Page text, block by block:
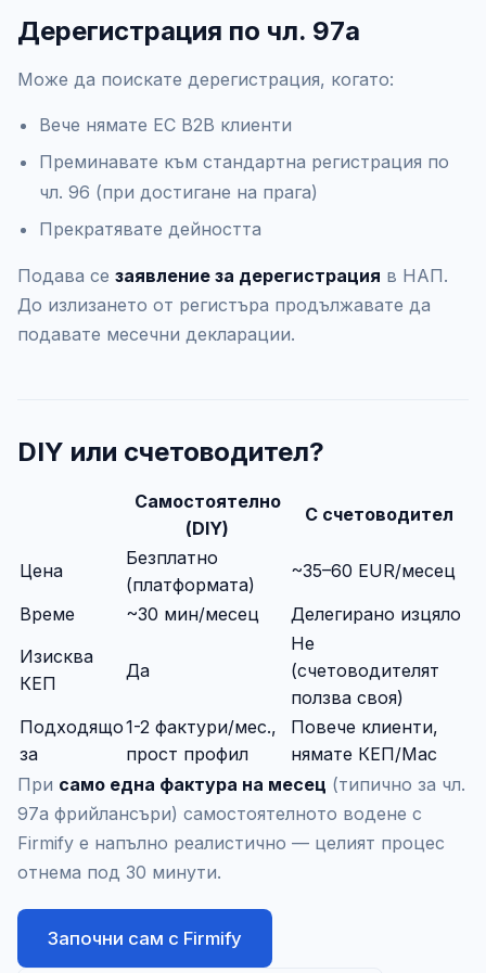
Дерегистрация по чл. 97а
Може да поискате дерегистрация, когато:
Вече нямате ЕС B2B клиенти
Преминавате към стандартна регистрация по
чл. 96 (при достигане на прага)
Прекратявате дейността
Подава се заявление за дерегистрация в НАП.
До излизането от регистъра продължавате да
подавате месечни декларации.
DIY или счетоводител?
Самостоятелно
(DIY)
С счетоводител
Цена
Безплатно
(платформата)
~35–60 EUR/месец
Време
~30 мин/месец
Делегирано изцяло
Изисква
КЕП
Да
Не
(счетоводителят
ползва своя)
Подходящо
за
1-2 фактури/мес.,
прост профил
Повече клиенти,
нямате КЕП/Mac
При само една фактура на месец (типично за чл.
97а фрийлансъри) самостоятелното водене с
Firmify е напълно реалистично — целият процес
отнема под 30 минути.
Започни сам с Firmify